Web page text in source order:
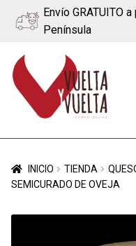
Envío GRATUITO
Península
Ir
a
navegación
Ir
al
contenido
Quiénes somos
Ternera
Cerdo
INICIO TIENDA
SEMICURADO DE OVEJA